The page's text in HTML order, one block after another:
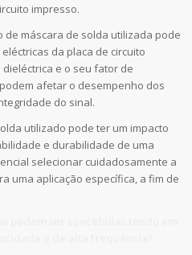
impresso.
de máscara de solda utilizada pode
da placa de circuito
e o seu fator de
afetar o desempenho dos
do sinal.
utilizado pode ter um impacto
e durabilidade de uma
selecionar cuidadosamente a
uma aplicação específica, a fim de